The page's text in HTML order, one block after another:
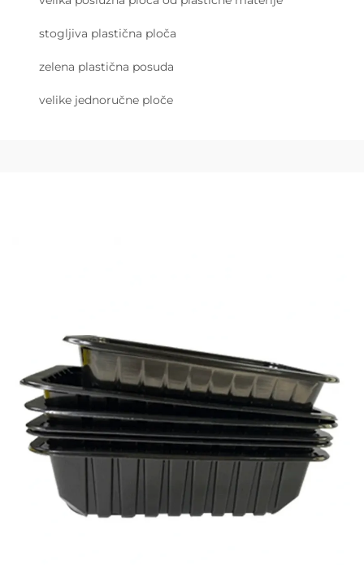
stogljiva plastična ploča
zelena plastična posuda
velike jednoručne ploče